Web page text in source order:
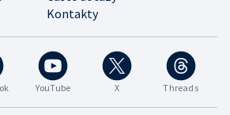
YouTube X Threads
Kontakty